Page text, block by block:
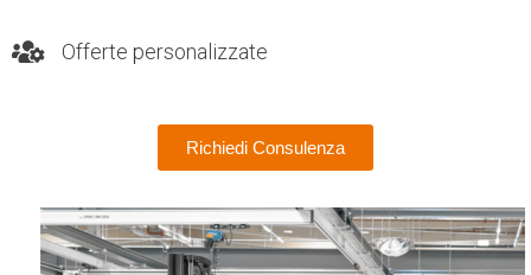
Offerte personalizzate
Richiedi Consulenza